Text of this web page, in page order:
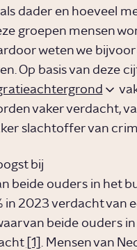
dader en hoeveel
groepen mensen
weten we
Op basis van deze
vaker verdacht,
slachtoffer van
bij
beide ouders in het
in 2023 verdacht van
beide ouders
[1] . Mensen van